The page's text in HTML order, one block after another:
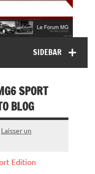
Contact
A, Midget…)SIDEBAR
SPORT
BLOG
Laisser un
Edition